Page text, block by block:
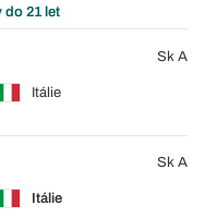
do 21 let
Itálie
Sk A
Itálie
Sk A